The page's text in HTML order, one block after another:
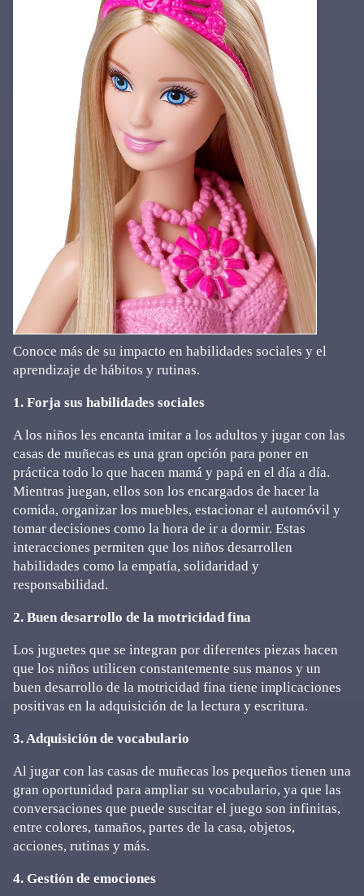
Conoce más de su impacto en habilidades sociales y el
aprendizaje de hábitos y rutinas.
1. Forja sus habilidades sociales
A los niños les encanta imitar a los adultos y jugar con las
casas de muñecas es una gran opción para poner en
práctica todo lo que hacen mamá y papá en el día a día.
Mientras juegan, ellos son los encargados de hacer la
comida, organizar los muebles, estacionar el automóvil y
tomar decisiones como la hora de ir a dormir. Estas
interacciones permiten que los niños desarrollen
habilidades como la empatía, solidaridad y
responsabilidad.
2. Buen desarrollo de la motricidad fina
Los juguetes que se integran por diferentes piezas hacen
que los niños utilicen constantemente sus manos y un
buen desarrollo de la motricidad fina tiene implicaciones
positivas en la adquisición de la lectura y escritura.
3. Adquisición de vocabulario
Al jugar con las casas de muñecas los pequeños tienen una
gran oportunidad para ampliar su vocabulario, ya que las
conversaciones que puede suscitar el juego son infinitas,
entre colores, tamaños, partes de la casa, objetos,
acciones, rutinas y más.
4. Gestión de emociones